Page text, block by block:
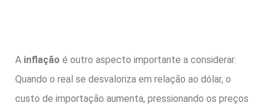
A inflação é outro aspecto importante a considerar.
Quando o real se desvaloriza em relação ao dólar, o
custo de importação aumenta, pressionando os preços